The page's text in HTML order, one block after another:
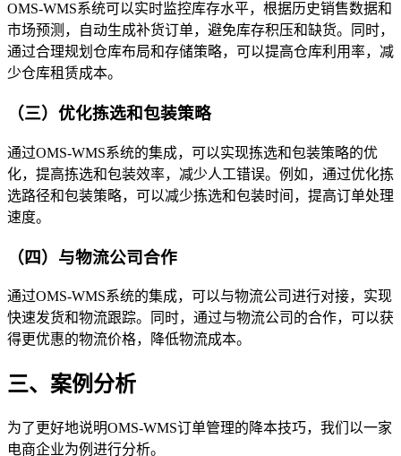
OMS-WMS系统可以实时监控库存水平，根据历史销售数据和
市场预测，自动生成补货订单，避免库存积压和缺货。同时，
通过合理规划仓库布局和存储策略，可以提高仓库利用率，减
少仓库租赁成本。
（三）优化拣选和包装策略
通过OMS-WMS系统的集成，可以实现拣选和包装策略的优
化，提高拣选和包装效率，减少人工错误。例如，通过优化拣
选路径和包装策略，可以减少拣选和包装时间，提高订单处理
速度。
（四）与物流公司合作
通过OMS-WMS系统的集成，可以与物流公司进行对接，实现
快速发货和物流跟踪。同时，通过与物流公司的合作，可以获
得更优惠的物流价格，降低物流成本。
三、案例分析
为了更好地说明OMS-WMS订单管理的降本技巧，我们以一家
电商企业为例进行分析。